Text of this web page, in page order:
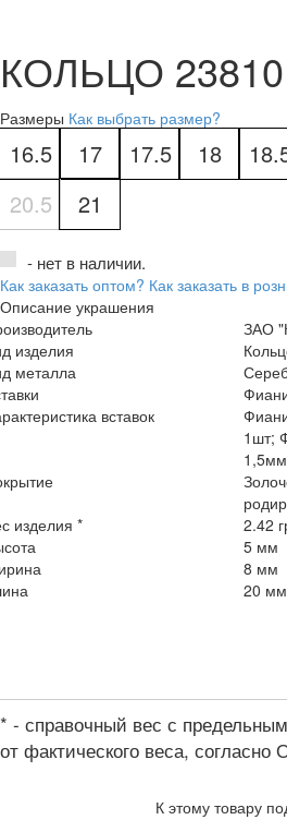
КОЛЬЦО
Размеры Как выбрать размер?
16.5 17 17.5 18
20.5
21
- нет в наличии.
Как заказать оптом? Как заказать в
Описание украшения
ЗАО
изделия
металла
вставок
1шт;
изделия *
2.42
5 мм
8 мм
20 мм
* - справочный вес с
от фактического веса, согласно
К этому товару